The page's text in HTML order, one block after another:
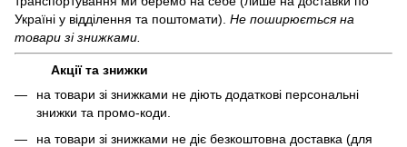
Україні у відділення та поштомати). Не поширюється на
товари зі знижками.
Акції та знижки
на товари зі знижками не діють додаткові персональні
знижки та промо-коди.
на товари зі знижками не діє безкоштовна доставка (для